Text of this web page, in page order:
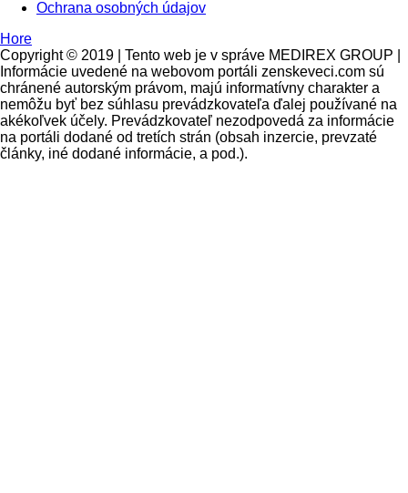
Ochrana osobných údajov
Hore
Copyright © 2019 | Tento web je v správe MEDIREX GROUP |
Informácie uvedené na webovom portáli zenskeveci.com sú
chránené autorským právom, majú informatívny charakter a
nemôžu byť bez súhlasu prevádzkovateľa ďalej používané na
akékoľvek účely. Prevádzkovateľ nezodpovedá za informácie
na portáli dodané od tretích strán (obsah inzercie, prevzaté
články, iné dodané informácie, a pod.).